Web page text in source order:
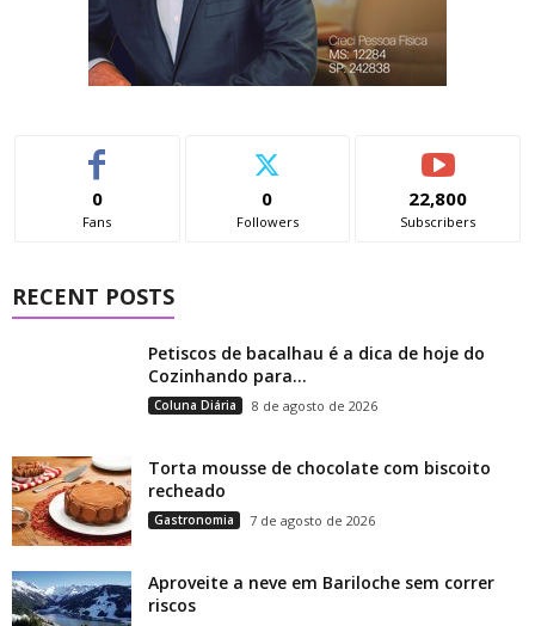
0
Fans
0
Followers
22,800
Subscribers
RECENT POSTS
Petiscos de bacalhau é a dica de hoje do
Cozinhando para...
Coluna Diária 8 de agosto de 2026
Torta mousse de chocolate com biscoito
recheado
Gastronomia 7 de agosto de 2026
Aproveite a neve em Bariloche sem correr
riscos